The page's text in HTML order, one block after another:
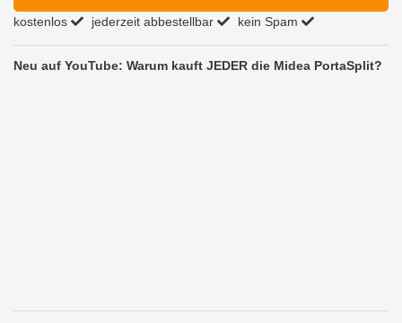
kostenlos jederzeit abbestellbar kein Spam
Neu auf YouTube: Warum kauft JEDER die Midea PortaSplit?